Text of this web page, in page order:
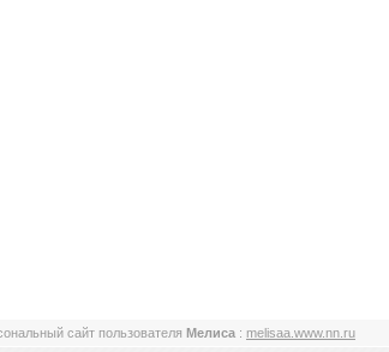
сайт пользователя Мелиса : melisaa.www.nn.ru